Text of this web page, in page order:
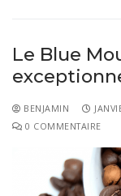
Le Blue
BENJAMIN
0 COMMENTAIRE